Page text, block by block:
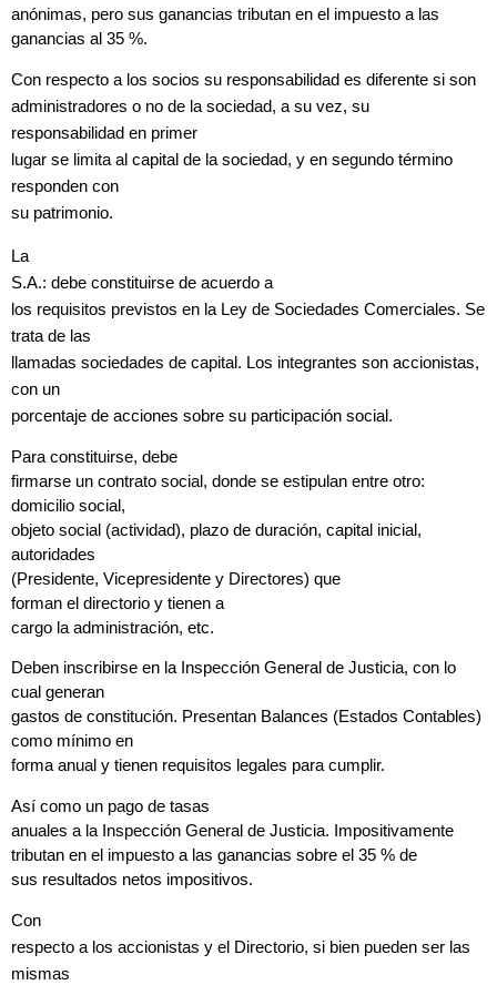
anónimas, pero sus ganancias tributan en el impuesto a las
ganancias al 35 %.
Con respecto a los socios su responsabilidad es diferente si son
administradores o no de la sociedad, a su vez, su
responsabilidad en primer
lugar se limita al capital de la sociedad, y en segundo término
responden con
su patrimonio.
La
S.A.: debe constituirse de acuerdo a
los requisitos previstos en la Ley de Sociedades Comerciales. Se
trata de las
llamadas sociedades de capital. Los integrantes son accionistas,
con un
porcentaje de acciones sobre su participación social.
Para constituirse, debe
firmarse un contrato social, donde se estipulan entre otro:
domicilio social,
objeto social (actividad), plazo de duración, capital inicial,
autoridades
(Presidente, Vicepresidente y Directores) que
forman el directorio y tienen a
cargo la administración, etc.
Deben inscribirse en la Inspección General de Justicia, con lo
cual generan
gastos de constitución. Presentan Balances (Estados Contables)
como mínimo en
forma anual y tienen requisitos legales para cumplir.
Así como un pago de tasas
anuales a la Inspección General de Justicia.
Impositivamente
tributan en el impuesto a las ganancias sobre el 35 % de
sus resultados netos impositivos.
Con
respecto a los accionistas y el Directorio, si bien pueden ser las
mismas